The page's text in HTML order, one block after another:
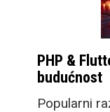
PHP &
budućnost
Popularni